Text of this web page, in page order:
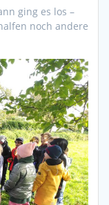
ging es los –
noch andere